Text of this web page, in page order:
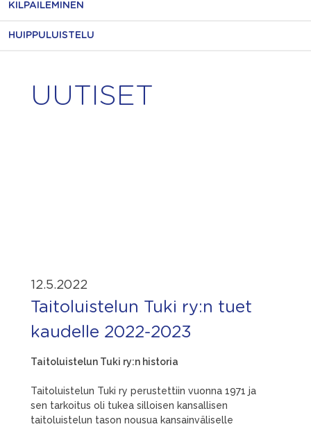
KILPAILEMINEN
HUIPPULUISTELU
UUTISET
12.5.2022
Taitoluistelun Tuki ry:n tuet
kaudelle 2022-2023
Taitoluistelun Tuki ry:n historia
Taitoluistelun Tuki ry perustettiin vuonna 1971 ja
sen tarkoitus oli tukea silloisen kansallisen
taitoluistelun tason nousua kansainväliselle